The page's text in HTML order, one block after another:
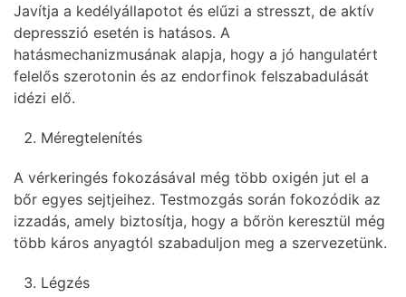
Javítja a kedélyállapotot és elűzi a stresszt, de aktív
depresszió esetén is hatásos. A
hatásmechanizmusának alapja, hogy a jó hangulatért
felelős szerotonin és az endorfinok felszabadulását
idézi elő.
Méregtelenítés
A vérkeringés fokozásával még több oxigén jut el a
bőr egyes sejtjeihez. Testmozgás során fokozódik az
izzadás, amely biztosítja, hogy a bőrön keresztül még
több káros anyagtól szabaduljon meg a szervezetünk.
Légzés